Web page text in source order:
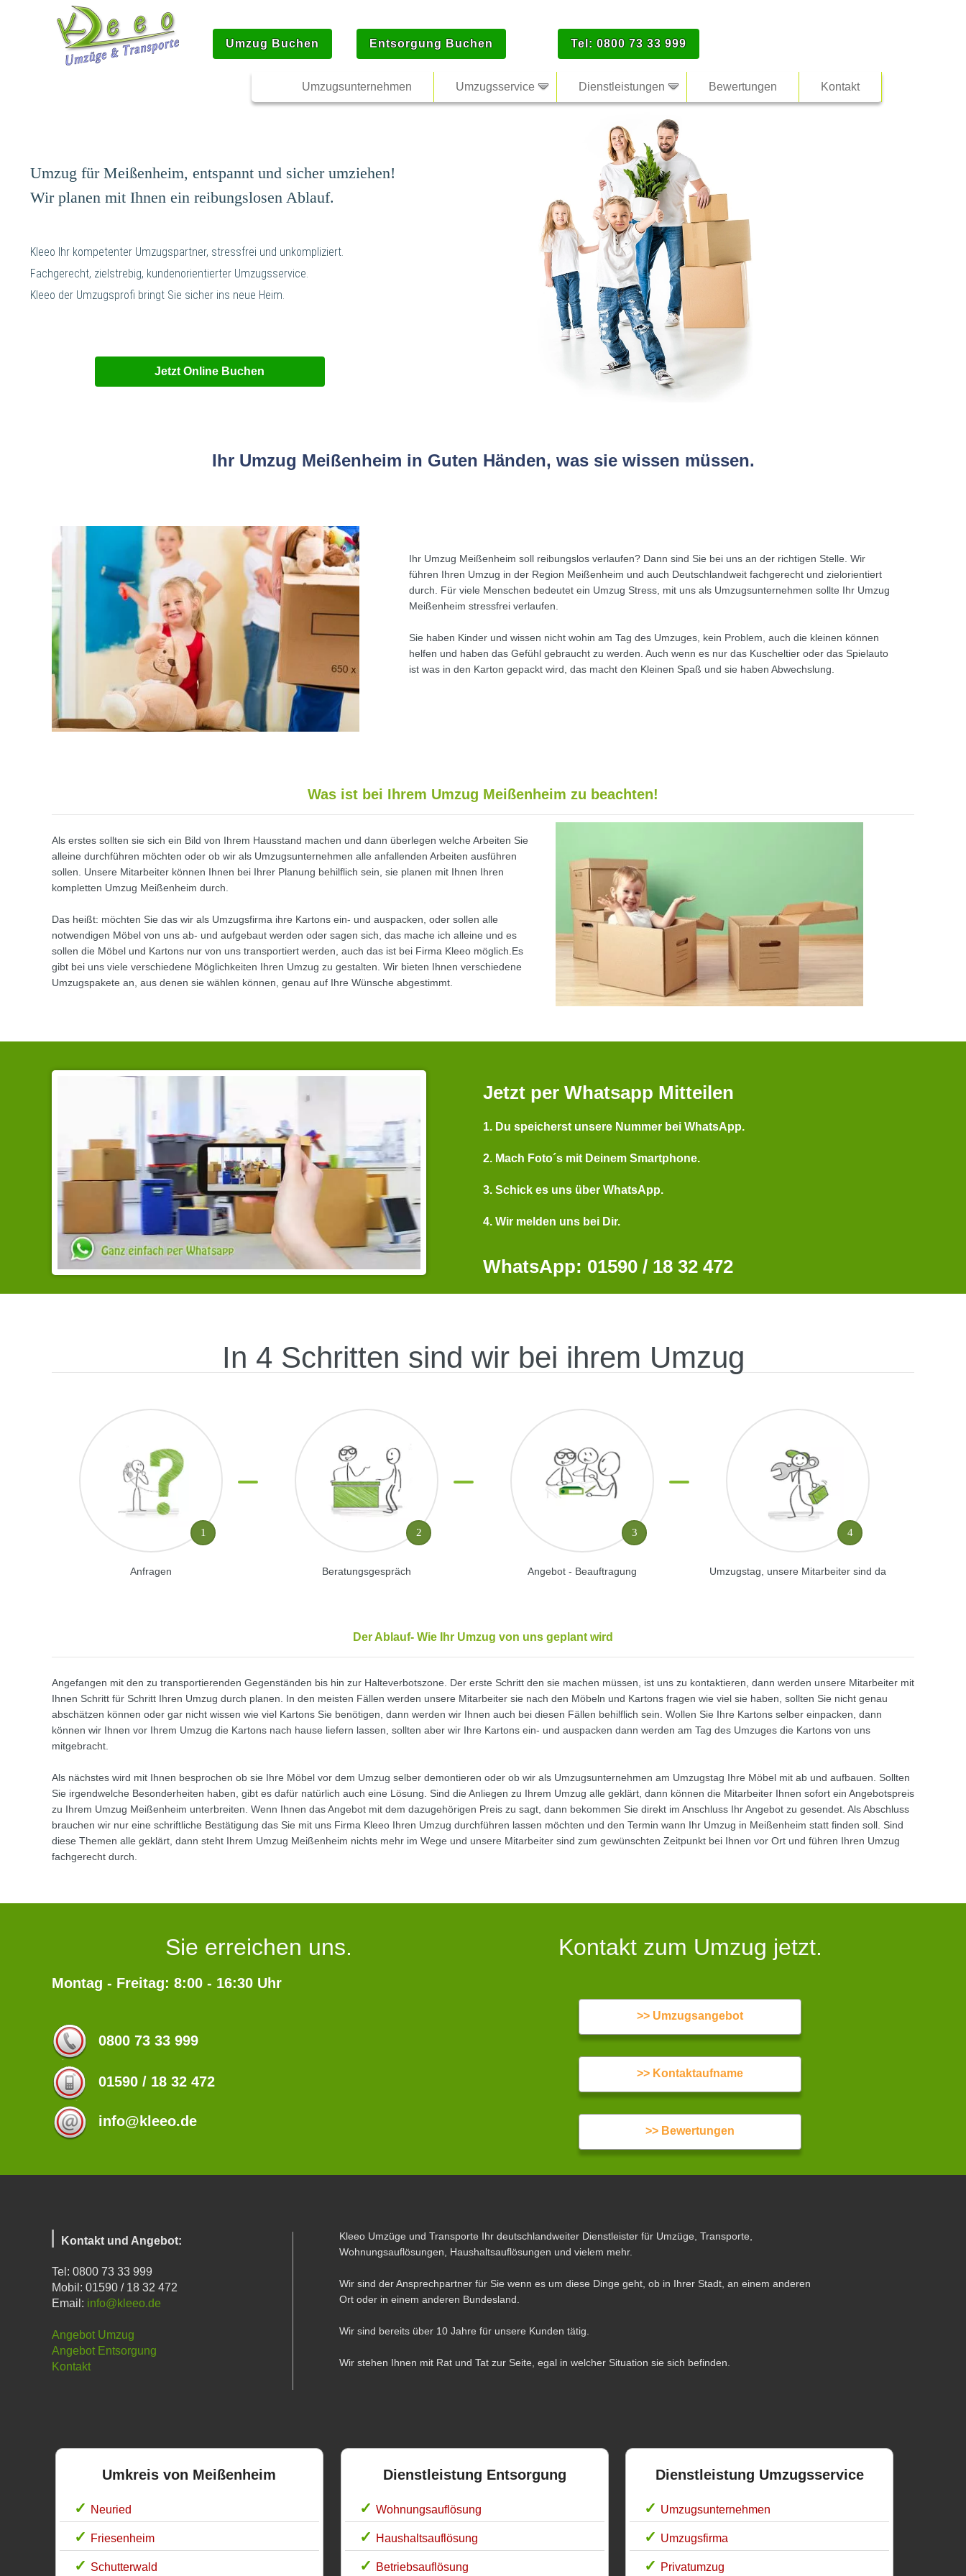
Umzug Buchen Entsorgung Buchen Tel: 0800 73 33 999
Umzugsunternehmen Umzugsservice Dienstleistungen Bewertungen Kontakt
Umzug für Meißenheim, entspannt und sicher umziehen!
Wir planen mit Ihnen ein reibungslosen Ablauf.
Kleeo Ihr kompetenter Umzugspartner, stressfrei und unkompliziert.
Fachgerecht, zielstrebig, kundenorientierter Umzugsservice.
Kleeo der Umzugsprofi bringt Sie sicher ins neue Heim.
Jetzt Online Buchen
Ihr Umzug Meißenheim in Guten Händen, was sie wissen müssen.
Ihr Umzug Meißenheim soll reibungslos verlaufen? Dann sind Sie bei uns an der richtigen Stelle. Wir
führen Ihren Umzug in der Region Meißenheim und auch Deutschlandweit fachgerecht und zielorientiert
durch. Für viele Menschen bedeutet ein Umzug Stress, mit uns als Umzugsunternehmen sollte Ihr Umzug
Meißenheim stressfrei verlaufen.
Sie haben Kinder und wissen nicht wohin am Tag des Umzuges, kein Problem, auch die kleinen können
helfen und haben das Gefühl gebraucht zu werden. Auch wenn es nur das Kuscheltier oder das Spielauto
ist was in den Karton gepackt wird, das macht den Kleinen Spaß und sie haben Abwechslung.
Was ist bei Ihrem Umzug Meißenheim zu beachten!
Als erstes sollten sie sich ein Bild von Ihrem Hausstand machen und dann überlegen welche Arbeiten Sie
alleine durchführen möchten oder ob wir als Umzugsunternehmen alle anfallenden Arbeiten ausführen
sollen. Unsere Mitarbeiter können Ihnen bei Ihrer Planung behilflich sein, sie planen mit Ihnen Ihren
kompletten Umzug Meißenheim durch.
Das heißt: möchten Sie das wir als Umzugsfirma ihre Kartons ein- und auspacken, oder sollen alle
notwendigen Möbel von uns ab- und aufgebaut werden oder sagen sich, das mache ich alleine und es
sollen die Möbel und Kartons nur von uns transportiert werden, auch das ist bei Firma Kleeo möglich.Es
gibt bei uns viele verschiedene Möglichkeiten Ihren Umzug zu gestalten. Wir bieten Ihnen verschiedene
Umzugspakete an, aus denen sie wählen können, genau auf Ihre Wünsche abgestimmt.
Jetzt per Whatsapp Mitteilen
1. Du speicherst unsere Nummer bei WhatsApp.
2. Mach Foto´s mit Deinem Smartphone.
3. Schick es uns über WhatsApp.
4. Wir melden uns bei Dir.
WhatsApp: 01590 / 18 32 472
In 4 Schritten sind wir bei ihrem Umzug
1
Anfragen
2
Beratungsgespräch
3
Angebot - Beauftragung
4
Umzugstag, unsere Mitarbeiter sind da
Der Ablauf- Wie Ihr Umzug von uns geplant wird
Angefangen mit den zu transportierenden Gegenständen bis hin zur Halteverbotszone. Der erste Schritt den sie machen müssen, ist uns zu kontaktieren, dann werden unsere Mitarbeiter mit
Ihnen Schritt für Schritt Ihren Umzug durch planen. In den meisten Fällen werden unsere Mitarbeiter sie nach den Möbeln und Kartons fragen wie viel sie haben, sollten Sie nicht genau
abschätzen können oder gar nicht wissen wie viel Kartons Sie benötigen, dann werden wir Ihnen auch bei diesen Fällen behilflich sein. Wollen Sie Ihre Kartons selber einpacken, dann
können wir Ihnen vor Ihrem Umzug die Kartons nach hause liefern lassen, sollten aber wir Ihre Kartons ein- und auspacken dann werden am Tag des Umzuges die Kartons von uns
mitgebracht.
Als nächstes wird mit Ihnen besprochen ob sie Ihre Möbel vor dem Umzug selber demontieren oder ob wir als Umzugsunternehmen am Umzugstag Ihre Möbel mit ab und aufbauen. Sollten
Sie irgendwelche Besonderheiten haben, gibt es dafür natürlich auch eine Lösung. Sind die Anliegen zu Ihrem Umzug alle geklärt, dann können die Mitarbeiter Ihnen sofort ein Angebotspreis
zu Ihrem Umzug Meißenheim unterbreiten. Wenn Ihnen das Angebot mit dem dazugehörigen Preis zu sagt, dann bekommen Sie direkt im Anschluss Ihr Angebot zu gesendet. Als Abschluss
brauchen wir nur eine schriftliche Bestätigung das Sie mit uns Firma Kleeo Ihren Umzug durchführen lassen möchten und den Termin wann Ihr Umzug in Meißenheim statt finden soll. Sind
diese Themen alle geklärt, dann steht Ihrem Umzug Meißenheim nichts mehr im Wege und unsere Mitarbeiter sind zum gewünschten Zeitpunkt bei Ihnen vor Ort und führen Ihren Umzug
fachgerecht durch.
Sie erreichen uns.
Montag - Freitag: 8:00 - 16:30 Uhr
0800 73 33 999
01590 / 18 32 472
info@kleeo.de
Kontakt zum Umzug jetzt.
>> Umzugsangebot
>> Kontaktaufname
>> Bewertungen
Kontakt und Angebot:
Tel: 0800 73 33 999
Mobil: 01590 / 18 32 472
Email: info@kleeo.de
Angebot Umzug
Angebot Entsorgung
Kontakt
Kleeo Umzüge und Transporte Ihr deutschlandweiter Dienstleister für Umzüge, Transporte,
Wohnungsauflösungen, Haushaltsauflösungen und vielem mehr.
Wir sind der Ansprechpartner für Sie wenn es um diese Dinge geht, ob in Ihrer Stadt, an einem anderen
Ort oder in einem anderen Bundesland.
Wir sind bereits über 10 Jahre für unsere Kunden tätig.
Wir stehen Ihnen mit Rat und Tat zur Seite, egal in welcher Situation sie sich befinden.
Umkreis von Meißenheim
Neuried
Friesenheim
Schutterwald
Dienstleistung Entsorgung
Wohnungsauflösung
Haushaltsauflösung
Betriebsauflösung
Dienstleistung Umzugsservice
Umzugsunternehmen
Umzugsfirma
Privatumzug